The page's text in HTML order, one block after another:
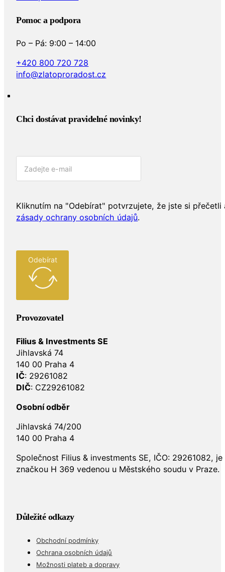
Pomoc a podpora
Po – Pá: 9:00 – 14:00
+420 800 720 728
info@zlatoproradost.cz
Chci dostávat pravidelné novinky!​
Kliknutím na "Odebírat" potvrzujete, že jste si přečetli
zásady ochrany osobních údajů.
Odebírat
Provozovatel
Filius & Investments SE
Jihlavská 74
140 00 Praha 4
IČ: 29261082
DIČ: CZ29261082
Osobní odběr
Jihlavská 74/200
140 00 Praha 4
Společnost Filius & investments SE, IČO: 29261082,
značkou H 369 vedenou u Městského soudu v Praze.
Důležité odkazy
Obchodní podmínky
Ochrana osobních údajů
Možnosti plateb a dopravy